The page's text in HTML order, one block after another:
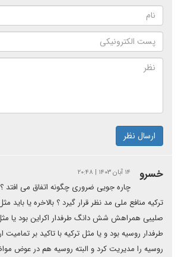
ارسال نظر
خسرو ۱۴ آبان ۱۴۰۳ | ۲۰:۴۸
چاره جویی ضروری چگونه اتفاق می افتد
ترکیه منافع ملی مد نظر قرار گیرد ؟ بالاخره یا باید
صلیبی همراهش شش دانگ طرفدار اکراین بود یا
طرفدار روسیه بود و یا مثل ترکیه با تاکید بر تمامیت
روسیه را مدیریت کرد و البته روسیه هم در عوض